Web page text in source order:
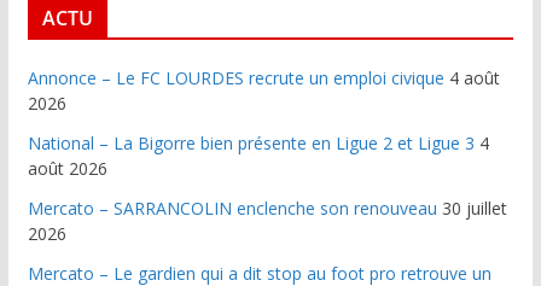
ACTU
Annonce – Le FC LOURDES recrute un emploi civique 4 août
2026
National – La Bigorre bien présente en Ligue 2 et Ligue 3 4
août 2026
Mercato – SARRANCOLIN enclenche son renouveau 30 juillet
2026
Mercato – Le gardien qui a dit stop au foot pro retrouve un